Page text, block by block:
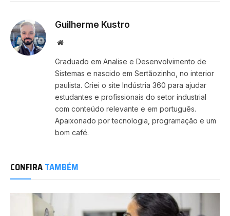
Guilherme Kustro
Website
Graduado em Analise e Desenvolvimento de
Sistemas e nascido em Sertãozinho, no interior
paulista. Criei o site Indústria 360 para ajudar
estudantes e profissionais do setor industrial
com conteúdo relevante e em português.
Apaixonado por tecnologia, programação e um
bom café.
CONFIRATAMBÉM